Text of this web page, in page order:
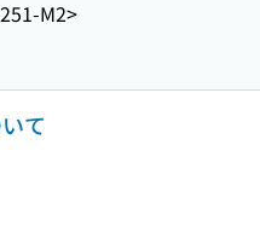
M2>
て